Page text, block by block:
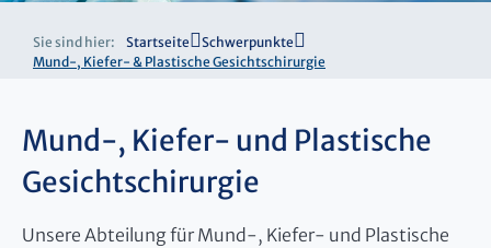
Sie sind hier: Startseite
Schwerpunkte
Mund-, Kiefer- & Plastische Gesichtschirurgie
Mund-, Kiefer- und Plastische
Gesichtschirurgie
Unsere Abteilung für Mund-, Kiefer- und Plastische